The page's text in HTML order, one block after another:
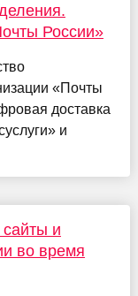
России»
«Почты
доставка
и
и
во время